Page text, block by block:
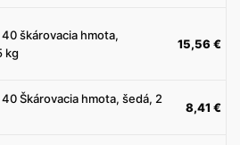
škárovacia hmota,
kg
15,56€
Škárovacia hmota, šedá, 2
8,41 €